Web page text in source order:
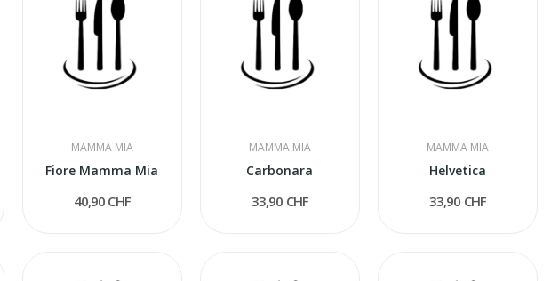
MAMMA MIA
Fiore Mamma Mia
40,90 CHF
MAMMA MIA
Carbonara
33,90 CHF
MAMMA MIA
Helvetica
33,90 CHF